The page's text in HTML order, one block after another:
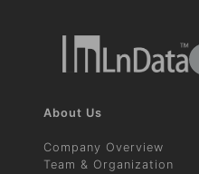
About Us
Company Overview
Team & Organization